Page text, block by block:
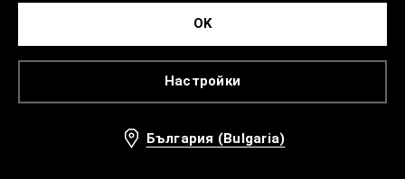
Настройки
OK
България (Bulgaria)